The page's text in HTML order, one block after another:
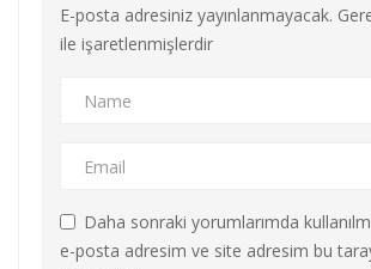
E-posta adresiniz yayınlanmayacak.
ile işaretlenmişlerdir
Daha sonraki yorumlarımda
e-posta adresim ve site adresim bu